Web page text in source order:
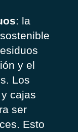
: la
y el
Los
cajas
ser
Esto